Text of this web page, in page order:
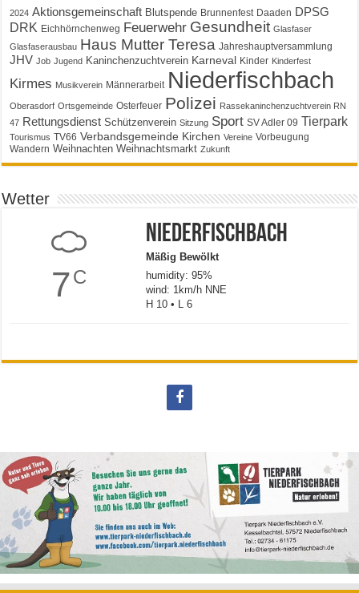
2024 Aktionsgemeinschaft Blutspende Brunnenfest Daaden DPSG
DRK Eichhörnchenweg Feuerwehr Gesundheit Glasfaser
Glasfaserausbau Haus Mutter Teresa Jahreshauptversammlung
JHV Job Jugend Kaninchenzuchtverein Karneval Kinder Kinderfest
Kirmes Musikverein Männerarbeit Niederfischbach
Oberasdorf Ortsgemeinde Osterfeuer Polizei Rassekaninchenzuchtverein RN
47 Rettungsdienst Schützenverein Sitzung Sport SV Adler 09 Tierpark
Tourismus TV66 Verbandsgemeinde Kirchen Vereine Vorbeugung
Wandern Weihnachten Weihnachtsmarkt Zukunft
Wetter
7C
Niederfischbach
Mäßig Bewölkt
humidity: 95%
wind: 1km/h NNE
H 10 • L 6